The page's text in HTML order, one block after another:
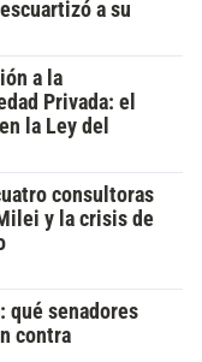
a su
a la
Privada: el
la Ley del
consultoras
y la crisis de
qué senadores
contra